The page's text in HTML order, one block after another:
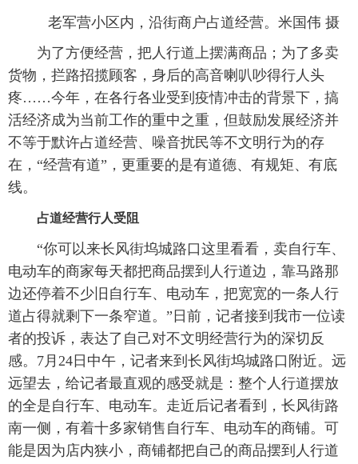
老军营小区内，沿街商户占道经营。米国伟 摄
为了方便经营，把人行道上摆满商品；为了多卖
货物，拦路招揽顾客，身后的高音喇叭吵得行人头
疼……今年，在各行各业受到疫情冲击的背景下，搞
活经济成为当前工作的重中之重，但鼓励发展经济并
不等于默许占道经营、噪音扰民等不文明行为的存
在，“经营有道”，更重要的是有道德、有规矩、有底
线。
占道经营行人受阻
“你可以来长风街坞城路口这里看看，卖自行车、
电动车的商家每天都把商品摆到人行道边，靠马路那
边还停着不少旧自行车、电动车，把宽宽的一条人行
道占得就剩下一条窄道。”日前，记者接到我市一位读
者的投诉，表达了自己对不文明经营行为的深切反
感。7月24日中午，记者来到长风街坞城路口附近。远
远望去，给记者最直观的感受就是：整个人行道摆放
的全是自行车、电动车。走近后记者看到，长风街路
南一侧，有着十多家销售自行车、电动车的商铺。可
能是因为店内狭小，商铺都把自己的商品摆到人行道